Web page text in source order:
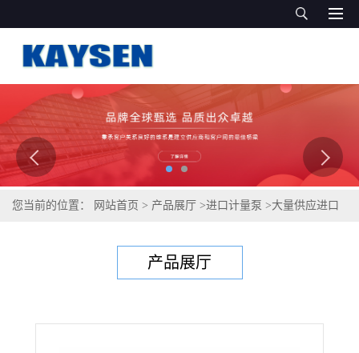
您当前的位置： 网站首页 > 产品展厅 >进口计量泵 >大量供应进口
产品展厅